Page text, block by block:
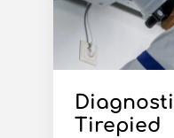
Tirepied